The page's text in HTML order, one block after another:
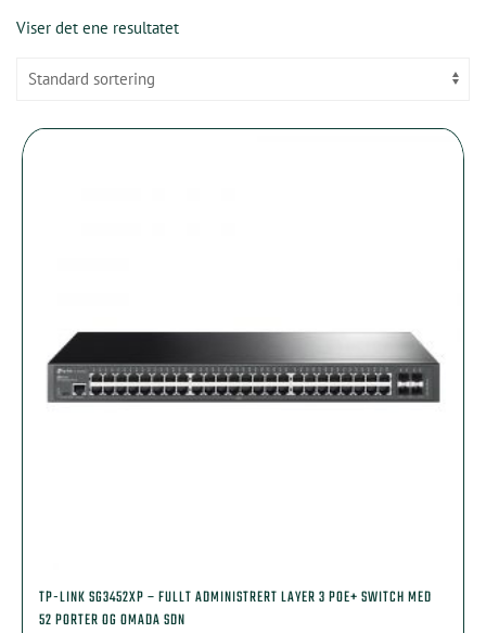
Viser det ene resultatet
TP-LINK SG3452XP – FULLT ADMINISTRERT LAYER 3 POE+ SWITCH MED
52 PORTER OG OMADA SDN